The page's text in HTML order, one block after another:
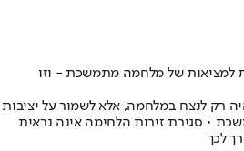
למציאות של מלחמה מתמשכת - וזו
רק לנצח במלחמה, אלא לשמור על יציבות
• סגירת זירות הלחימה אינה נראית
לכך